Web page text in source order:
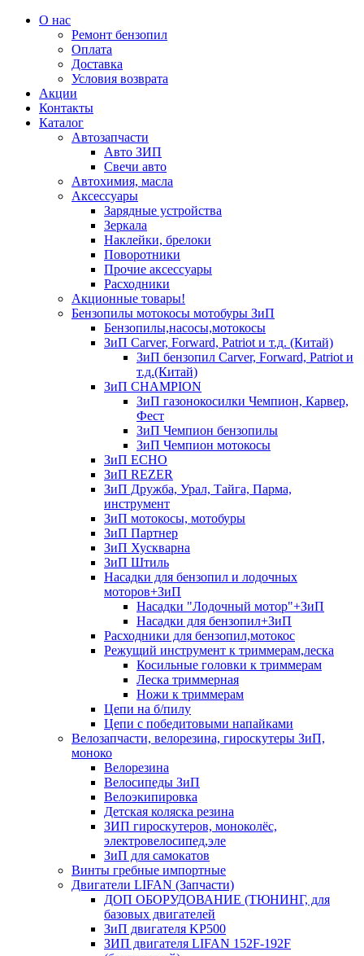
О нас
Ремонт бензопил
Оплата
Доставка
Условия возврата
Акции
Контакты
Каталог
Автозапчасти
Авто ЗИП
Свечи авто
Автохимия, масла
Аксессуары
Зарядные устройства
Зеркала
Наклейки, брелоки
Поворотники
Прочие аксессуары
Расходники
Акционные товары!
Бензопилы мотокосы мотобуры ЗиП
Бензопилы,насосы,мотокосы
ЗиП Carver, Forward, Patriot и т.д. (Китай)
ЗиП бензопил Carver, Forward, Patriot и
т.д.(Китай)
ЗиП CHAMPION
ЗиП газонокосилки Чемпион, Карвер,
Фест
ЗиП Чемпион бензопилы
ЗиП Чемпион мотокосы
ЗиП ECHO
ЗиП REZER
ЗиП Дружба, Урал, Тайга, Парма,
инструмент
ЗиП мотокосы, мотобуры
ЗиП Партнер
ЗиП Хускварна
ЗиП Штиль
Насадки для бензопил и лодочных
моторов+ЗиП
Насадки "Лодочный мотор"+ЗиП
Насадки для бензопил+ЗиП
Расходники для бензопил,мотокос
Режущий инструмент к триммерам,леска
Косильные головки к триммерам
Леска триммерная
Ножи к триммерам
Цепи на б/пилу
Цепи с победитовыми напайками
Велозапчасти, велорезина, гироскутеры ЗиП,
моноко
Велорезина
Велосипеды ЗиП
Велоэкипировка
Детская коляска резина
ЗИП гироскутеров, моноколёс,
электровелосипед,эле
ЗиП для самокатов
Винты гребные импортные
Двигатели LIFAN (Запчасти)
ДОП ОБОРУДОВАНИЕ (ТЮНИНГ, для
базовых двигателей
ЗиП двигателя KP500
ЗИП двигателя LIFAN 152F-192F